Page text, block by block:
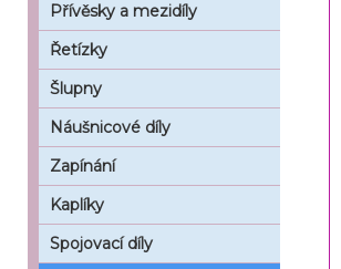
Přívěsky a mezidíly
Řetízky
Šlupny
Náušnicové díly
Zapínání
Kaplíky
Spojovací díly